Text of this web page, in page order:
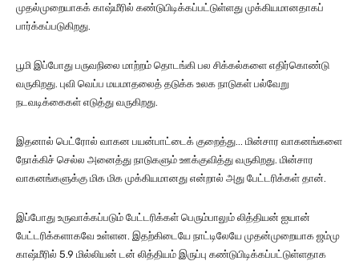
முதல்முறையாகக் காஷ்மீரில் கண்டுபிடிக்கப்பட்டுள்ளது முக்கியமானதாகப்
பார்க்கப்படுகிறது.
பூமி இப்போது பருவநிலை மாற்றம் தொடங்கி பல சிக்கல்களை எதிர்கொண்டு
வருகிறது. புவி வெப்ப மயமாதலைத் தடுக்க உலக நாடுகள் பல்வேறு
நடவடிக்கைகள் எடுத்து வருகிறது.
இதனால் பெட்ரோல் வாகன பயன்பாட்டைக் குறைத்து… மின்சார வாகனங்களை
நோக்கிச் செல்ல அனைத்து நாடுகளும் ஊக்குவித்து வருகிறது. மின்சார
வாகனங்களுக்கு மிக மிக முக்கியமானது என்றால் அது பேட்டரிக்கள் தான்.
இப்போது உருவாக்கப்படும் பேட்டரிக்கள் பெரும்பாலும் லித்தியன் ஐயான்
பேட்டரிக்களாகவே உள்ளன. இதற்கிடையே நாட்டிலேயே முதன்முறையாக ஜம்மு
காஷ்மீரில் 5.9 மில்லியன் டன் லித்தியம் இருப்பு கண்டுபிடிக்கப்பட்டுள்ளதாக